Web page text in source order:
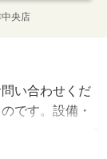
央店
い合わせくだ
です。設備・
金あり。法人
保証等：加入